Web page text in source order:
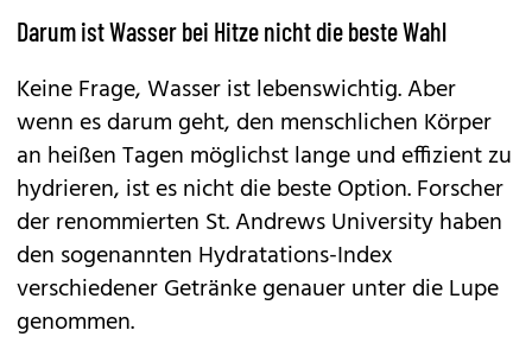
Darum ist Wasser bei Hitze nicht die beste Wahl
Keine Frage, Wasser ist lebenswichtig. Aber
wenn es darum geht, den menschlichen Körper
an heißen Tagen möglichst lange und effizient zu
hydrieren, ist es nicht die beste Option. Forscher
der renommierten St. Andrews University haben
den sogenannten Hydratations-Index
verschiedener Getränke genauer unter die Lupe
genommen.